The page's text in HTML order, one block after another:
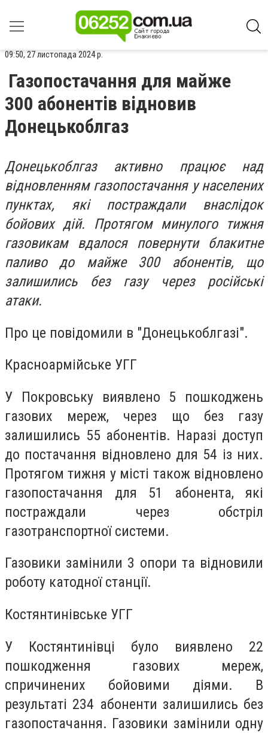
09:50, 27 листопада 2024 р.
Газопостачання для майже
300 абонентів відновив
Донецькоблгаз
Донецькоблгаз активно працює над
відновленням газопостачання у населених
пунктах, які постраждали внаслідок
бойових дій. Протягом минулого тижня
газовикам вдалося повернути блакитне
паливо до майже 300 абонентів, що
залишились без газу через російські
атаки.
Про це повідомили в "Донецькоблгазі".
Красноармійське УГГ
У Покровську виявлено 5 пошкоджень
газових мереж, через що без газу
залишились 55 абонентів. Наразі доступ
до постачання відновлено для 54 із них.
Протягом тижня у місті також відновлено
газопостачання для 51 абонента, які
постраждали через обстріл
газотранспортної системи.
Газовики замінили 3 опори та відновили
роботу катодної станції.
Костянтинівське УГГ
У Костянтинівці було виявлено 22
пошкодження газових мереж,
спричинених бойовими діями. В
результаті 234 абоненти залишились без
газопостачання. Газовики замінили одну